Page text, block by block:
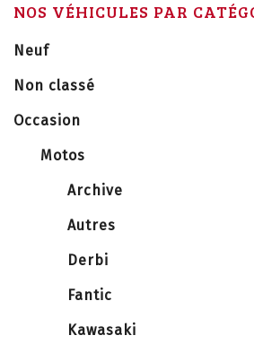
NOS VÉHICULES PAR
Neuf
Non classé
Occasion
Motos
Archive
Autres
Derbi
Fantic
Kawasaki